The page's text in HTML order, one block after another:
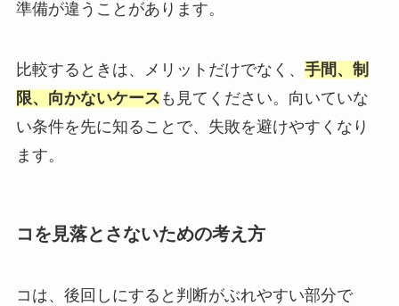
準備が違うことがあります。
比較するときは、メリットだけでなく、 手間、制
限、向かないケース も見てください。向いていな
い条件を先に知ることで、失敗を避けやすくなり
ます。
コを見落とさないための考え方
コは、後回しにすると判断がぶれやすい部分で